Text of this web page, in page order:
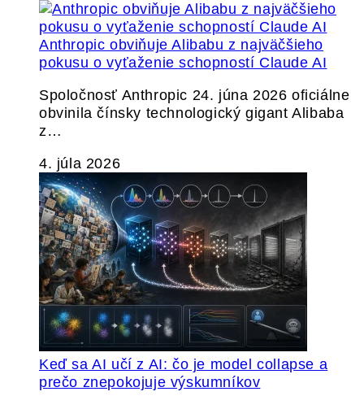
Anthropic obviňuje Alibabu z najväčšieho
pokusu o vyťaženie schopností Claude AI
Spoločnosť Anthropic 24. júna 2026 oficiálne
obvinila čínsky technologický gigant Alibaba
z…
4. júla 2026
Keď sa AI učí z AI: čo je model collapse a
prečo znepokojuje výskumníkov